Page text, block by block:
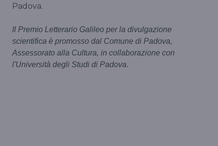
Padova.
Il Premio Letterario Galileo per la divulgazione
scientifica è promosso dal Comune di Padova,
Assessorato alla Cultura, in collaborazione con
l'Università degli Studi di Padova.